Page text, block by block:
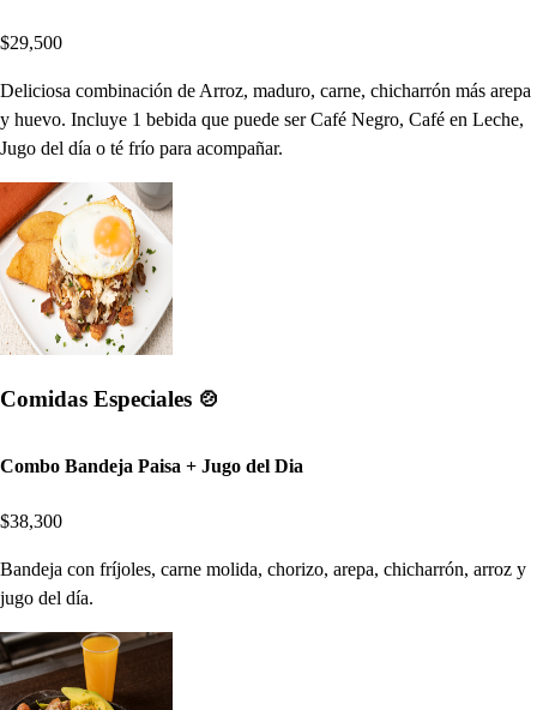
$29,500
Deliciosa combinación de Arroz, maduro, carne, chicharrón más arepa
y huevo. Incluye 1 bebida que puede ser Café Negro, Café en Leche,
Jugo del día o té frío para acompañar.
Comidas Especiales 🍲
Combo Bandeja Paisa + Jugo del Dia
$38,300
Bandeja con fríjoles, carne molida, chorizo, arepa, chicharrón, arroz y
jugo del día.